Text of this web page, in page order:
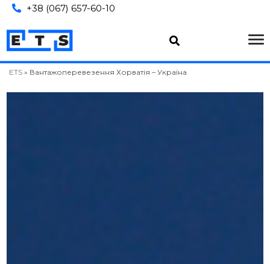
+38 (067) 657-60-10
ETS » Вантажоперевезення Хорватія – Україна